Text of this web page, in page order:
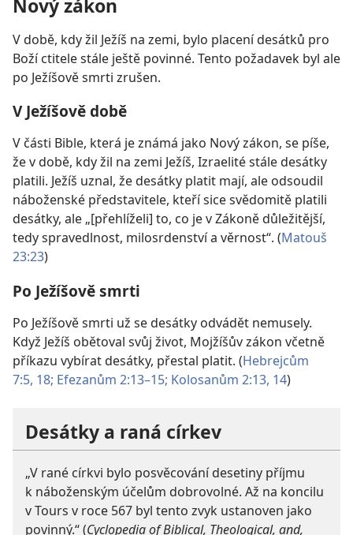
Nový zákon
V době, kdy žil Ježíš na zemi, bylo placení desátků pro
Boží ctitele stále ještě povinné. Tento požadavek byl ale
po Ježíšově smrti zrušen.
V Ježíšově době
V části Bible, která je známá jako Nový zákon, se píše,
že v době, kdy žil na zemi Ježíš, Izraelité stále desátky
platili. Ježíš uznal, že desátky platit mají, ale odsoudil
náboženské představitele, kteří sice svědomitě platili
desátky, ale „[přehlíželi] to, co je v Zákoně důležitější,
tedy spravedlnost, milosrdenství a věrnost“. (Matouš
23:23)
Po Ježíšově smrti
Po Ježíšově smrti už se desátky odvádět nemusely.
Když Ježíš obětoval svůj život, Mojžíšův zákon včetně
příkazu vybírat desátky, přestal platit. (Hebrejcům
7:5, 18; Efezanům 2:13–15; Kolosanům 2:13, 14)
Desátky a raná církev
„V rané církvi bylo posvěcování desetiny příjmu
k náboženským účelům dobrovolné. Až na koncilu
v Tours v roce 567 byl tento zvyk ustanoven jako
povinný.“ (Cyclopedia of Biblical, Theological, and,